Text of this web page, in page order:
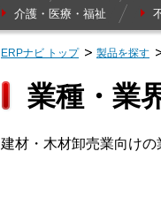
介護・医療・福祉
ERPナビ トップ 製品を探す
業種・業
建材・木材卸売業向け